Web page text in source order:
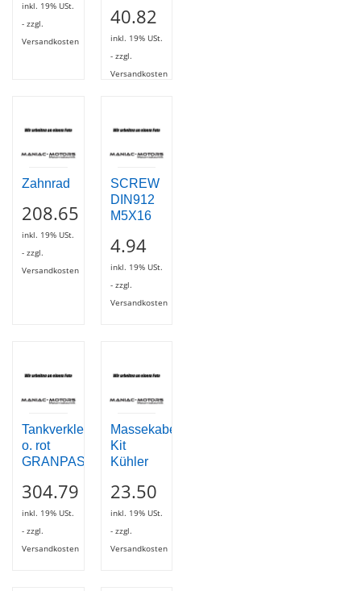
inkl. 19% USt.
- zzgl.
Versandkosten
40.82
inkl. 19% USt.
- zzgl.
Versandkosten
Zahnrad
208.65
inkl. 19% USt.
- zzgl.
Versandkosten
SCREW
DIN912
M5X16
4.94
inkl. 19% USt.
- zzgl.
Versandkosten
Tankverkleidung
o. rot
GRANPASSO
304.79
inkl. 19% USt.
- zzgl.
Versandkosten
Massekabel
Kit
Kühler
23.50
inkl. 19% USt.
- zzgl.
Versandkosten